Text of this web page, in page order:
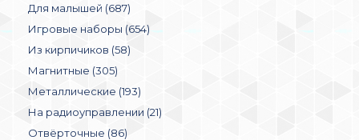
Для малышей (687)
Игровые наборы (654)
Из кирпичиков (58)
Магнитные (305)
Металлические (193)
На радиоуправлении (21)
Отвёрточные (86)